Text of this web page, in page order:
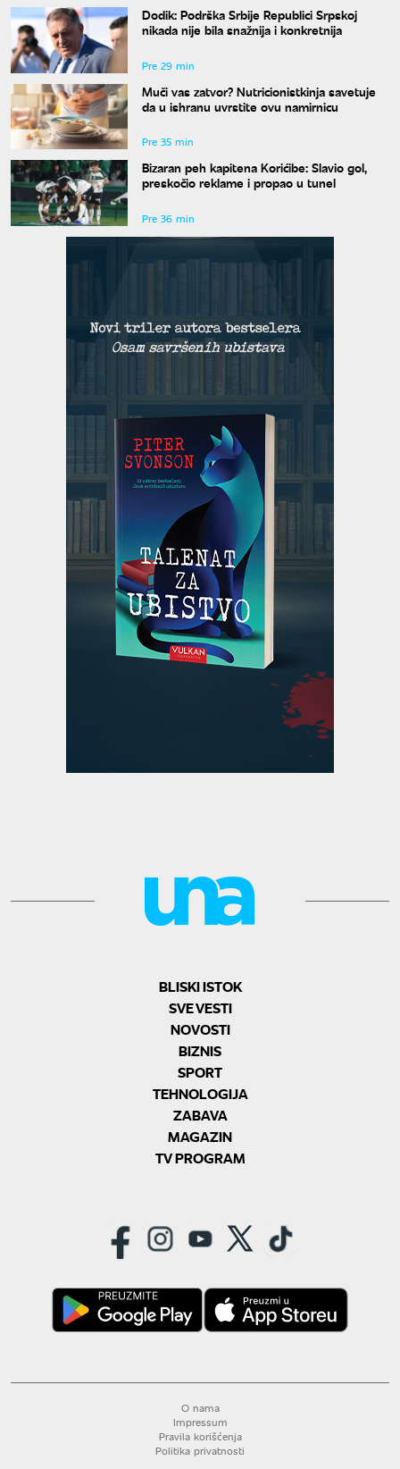
Dodik: Podrška Srbije Republici Srpskoj
nikada nije bila snažnija i konkretnija
Pre 29 min
Muči vas zatvor? Nutricionistkinja savetuje
da u ishranu uvrstite ovu namirnicu
Pre 35 min
Bizaran peh kapitena Korićibe: Slavio gol,
preskočio reklame i propao u tunel
Pre 36 min
BLISKI ISTOK
SVE VESTI
NOVOSTI
BIZNIS
SPORT
TEHNOLOGIJA
ZABAVA
MAGAZIN
TV PROGRAM
O nama
Impressum
Pravila korišćenja
Politika privatnosti